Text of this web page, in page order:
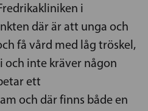
i
där är att unga och
få vård med låg tröskel,
inte kräver någon
ett
och där finns både en